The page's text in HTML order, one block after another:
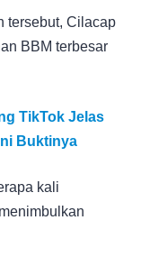
tersebut, Cilacap
BBM terbesar
TikTok Jelas
Buktinya
kali